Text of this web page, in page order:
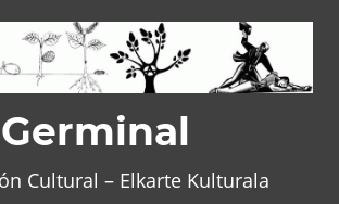
Germinal
Cultural – Elkarte Kulturala